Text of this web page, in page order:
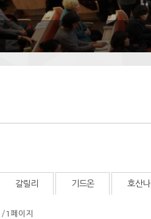
갈릴리 기드온 호산나
1 페이지